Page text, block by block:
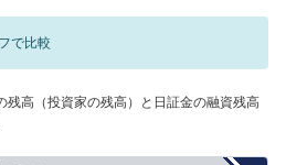
で比較
残高（投資家の残高）と日証金の融資残高